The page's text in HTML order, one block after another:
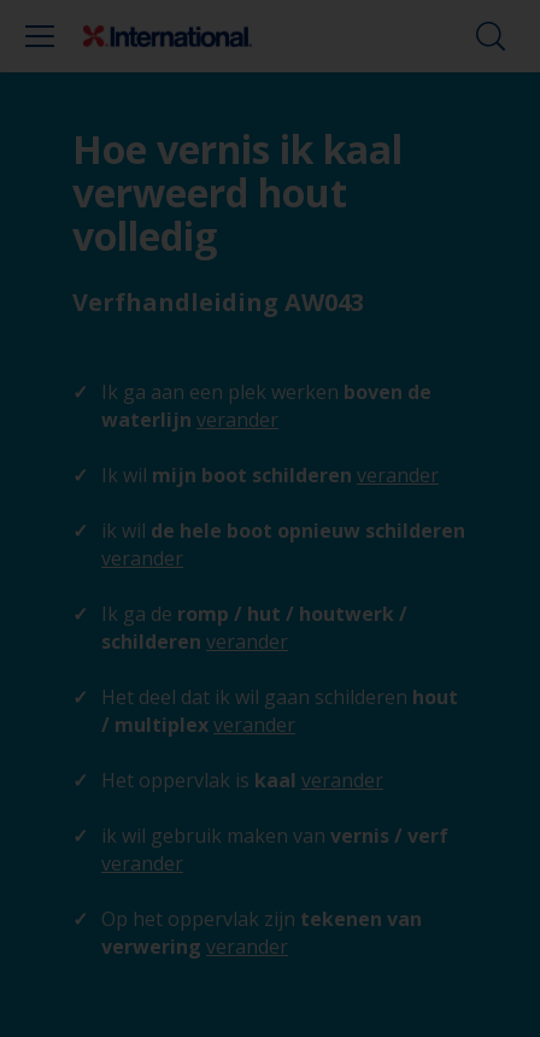
Hoe vernis ik kaal
verweerd hout
volledig
Verfhandleiding AW043
Ik ga aan een plek werken boven de
waterlijn verander
Ik wil mijn boot schilderen verander
ik wil de hele boot opnieuw schilderen
verander
Ik ga de romp / hut / houtwerk /
schilderen verander
Het deel dat ik wil gaan schilderen hout
/ multiplexverander
Het oppervlak is kaal verander
ik wil gebruik maken van vernis / verf
verander
Op het oppervlak zijn tekenen van
verwering verander